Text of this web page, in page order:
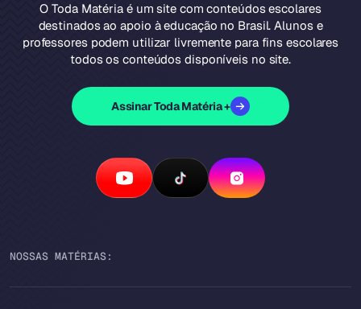
O Toda Matéria é um site com conteúdos escolares
destinados ao apoio à educação no Brasil. Alunos e
professores podem utilizar livremente para fins escolares
todos os conteúdos disponíveis no site.
Assinar Toda Matéria +
NOSSAS MATÉRIAS: